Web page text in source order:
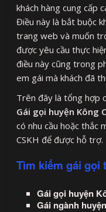
khách hàng cung cấp
Điều này là bắt buộc
trang web và muốn
được yêu cầu thực
điều này cũng trong
em gái mà khách đã
Trên đây là tổng hợp
Gái gọi huyện Kông
có nhu cầu hoặc thắc
CSKH để được hỗ trợ.
Tìm kiếm gái gọi
Gái gọi huyện
Gái ngành